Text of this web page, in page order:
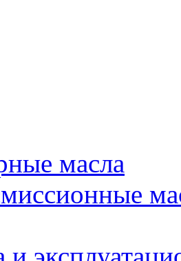
масла